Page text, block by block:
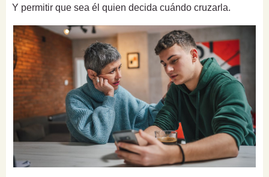
Y permitir que sea él quien decida cuándo cruzarla.